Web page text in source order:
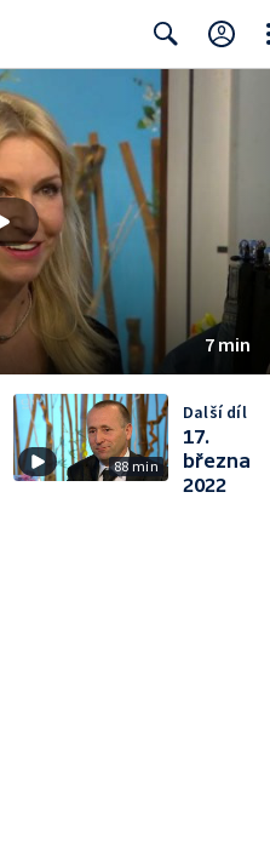
Search
7 min
88 min
Další díl
17.
března
2022